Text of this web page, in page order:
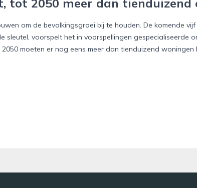
tot 2050 meer dan
om de bevolkingsgroei bij te houden. De komende
sleutel, voorspelt het in voorspellingen gespecialiseerde
moeten er nog eens meer dan tienduizend woningen